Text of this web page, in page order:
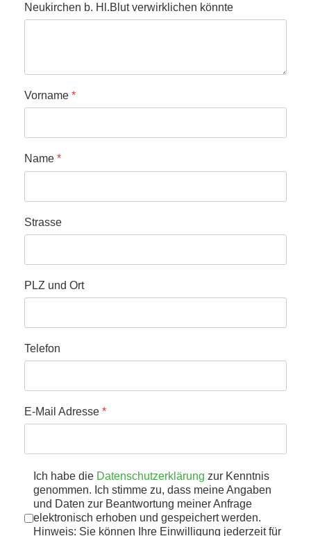
Neukirchen b. Hl.Blut verwirklichen könnte
Vorname *
Name *
Strasse
PLZ und Ort
Telefon
E-Mail Adresse *
Datenschutz*
Ich habe die Datenschutzerklärung zur Kenntnis
genommen. Ich stimme zu, dass meine Angaben
und Daten zur Beantwortung meiner Anfrage
elektronisch erhoben und gespeichert werden.
Hinweis: Sie können Ihre Einwilligung jederzeit für